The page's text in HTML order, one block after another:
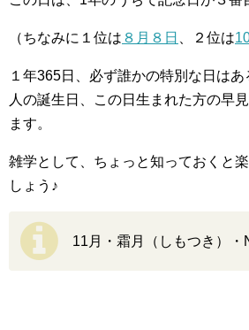
（ちなみに１位は ８月８日 、２位は
１年365日、必ず誰かの特別な日は
人の誕生日、この日生まれた方の早
ます。
雑学として、ちょっと知っておくと
しょう♪
11月・霜月（しもつき）・